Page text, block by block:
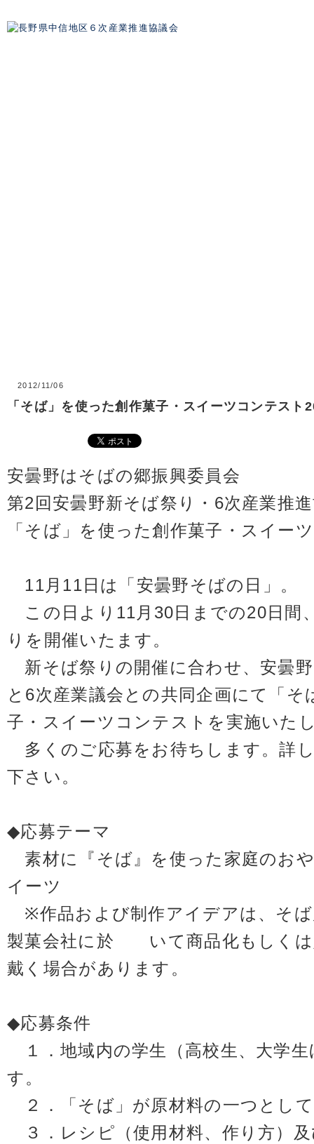
2012/11/06
「そば」を使った創作菓子・スイーツコンテスト
安曇野はそばの郷振興委員会
第2回安曇野新そば祭り・6次産業推
「そば」を使った創作菓子・スイー
11月11日は「安曇野そばの日」。
この日より11月30日までの20日間
りを開催いたます。
新そば祭りの開催に合わせ、安曇
と6次産業議会との共同企画にて「そ
子・スイーツコンテストを実施いた
多くのご応募をお待ちします。詳
下さい。
◆応募テーマ
素材に『そば』を使った家庭のお
イーツ
※作品および制作アイデアは、そば
製菓会社に於 いて商品化もしくは
戴く場合があります。
◆応募条件
１．地域内の学生（高校生、大学
す。
２．「そば」が原材料の一つとし
３．レシピ（使用材料、作り方）